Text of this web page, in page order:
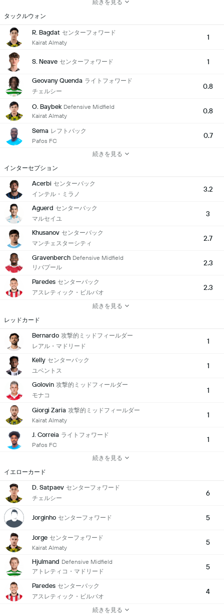
続きを見る
タックルウォン
R. Bagdat センターフォワード
Kairat Almaty
1
S. Neave センターフォワード 1
Geovany Quenda ライトフォワード
チェルシー
0.8
O. Baybek Defensive Midfield
Kairat Almaty
0.8
Sema レフトバック
Pafos FC
0.7
続きを見る
インターセプション
Acerbi センターバック
インテル・ミラノ
3.2
Aguerd センターバック
マルセイユ
3
Khusanov センターバック
マンチェスターシティ
2.7
Gravenberch Defensive Midfield
リバプール
2.3
Paredes センターバック
アスレティック・ビルバオ
2.3
続きを見る
レッドカード
Bernardo 攻撃的ミッドフィールダー
レアル・マドリード
1
Kelly センターバック
ユベントス
1
Golovin 攻撃的ミッドフィールダー
モナコ
1
Giorgi Zaria 攻撃的ミッドフィールダー
Kairat Almaty
1
J. Correia ライトフォワード
Pafos FC
1
続きを見る
イエローカード
D. Satpaev センターフォワード
チェルシー
6
Jorginho センターフォワード 5
Jorge センターフォワード
Kairat Almaty
5
Hjulmand Defensive Midfield
アトレティコ・マドリード
5
Paredes センターバック
アスレティック・ビルバオ
4
続きを見る